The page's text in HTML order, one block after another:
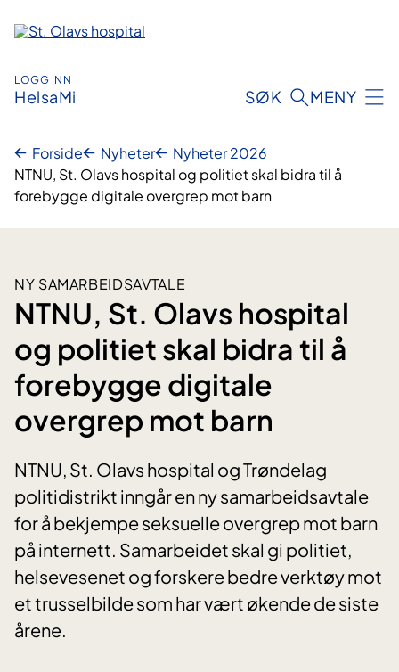
innhold
LOGG INN
HelsaMi SØK MENY
Forside Nyheter
Nyheter 2026
NTNU, St. Olavs hospital og politiet skal bidra til å
forebygge digitale overgrep mot barn
NY SAMARBEIDSAVTALE
NTNU, St. Olavs hospital
og politiet skal bidra til å
forebygge digitale
overgrep mot barn
NTNU, St. Olavs hospital og Trøndelag
politidistrikt inngår en ny samarbeidsavtale
for å bekjempe seksuelle overgrep mot barn
på internett. Samarbeidet skal gi politiet,
helsevesenet og forskere bedre verktøy mot
et trusselbilde som har vært økende de siste
årene.